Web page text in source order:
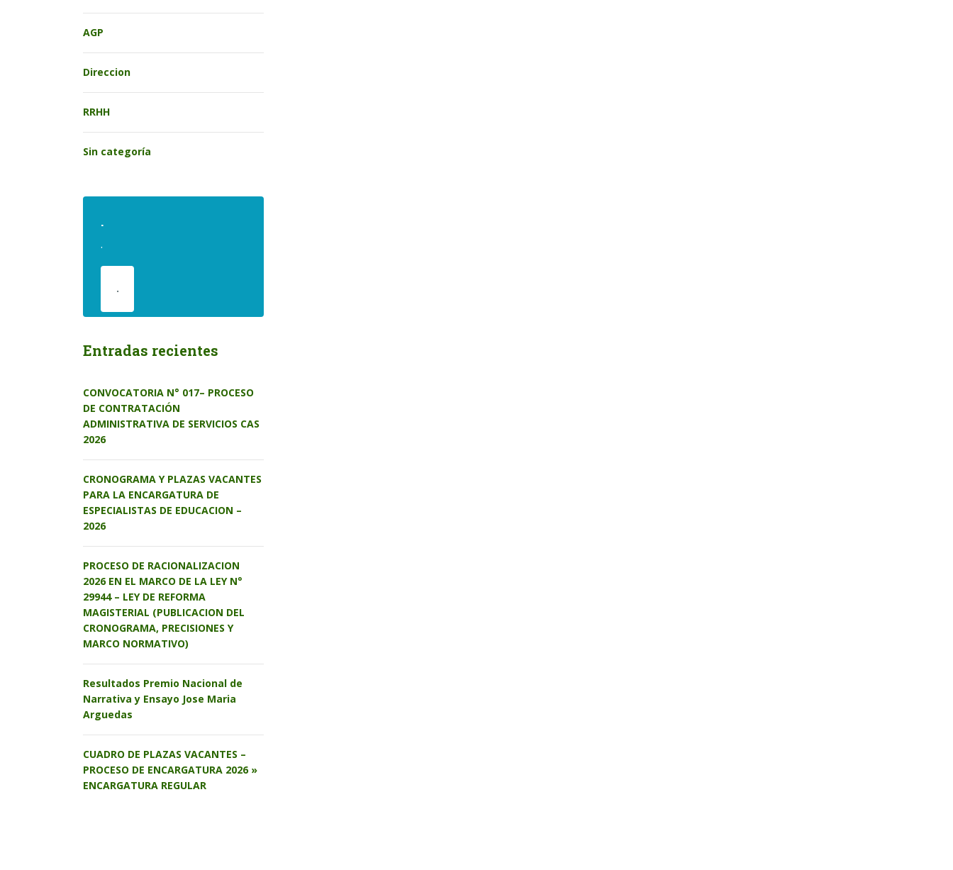
AGP
Direccion
RRHH
Sin categoría
.
.
.
Entradas recientes
CONVOCATORIA N° 017– PROCESO
DE CONTRATACIÓN
ADMINISTRATIVA DE SERVICIOS CAS
2026
CRONOGRAMA Y PLAZAS VACANTES
PARA LA ENCARGATURA DE
ESPECIALISTAS DE EDUCACION –
2026
PROCESO DE RACIONALIZACION
2026 EN EL MARCO DE LA LEY N°
29944 – LEY DE REFORMA
MAGISTERIAL (PUBLICACION DEL
CRONOGRAMA, PRECISIONES Y
MARCO NORMATIVO)
Resultados Premio Nacional de
Narrativa y Ensayo Jose Maria
Arguedas
CUADRO DE PLAZAS VACANTES –
PROCESO DE ENCARGATURA 2026 »
ENCARGATURA REGULAR